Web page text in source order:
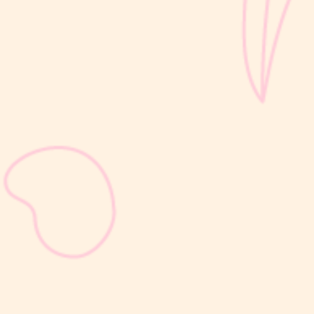
Selain berat badan, tinggi badan menjadi salah satu indikator
utama untuk menilai apakah tumbuh kembang si Kecil berjalan